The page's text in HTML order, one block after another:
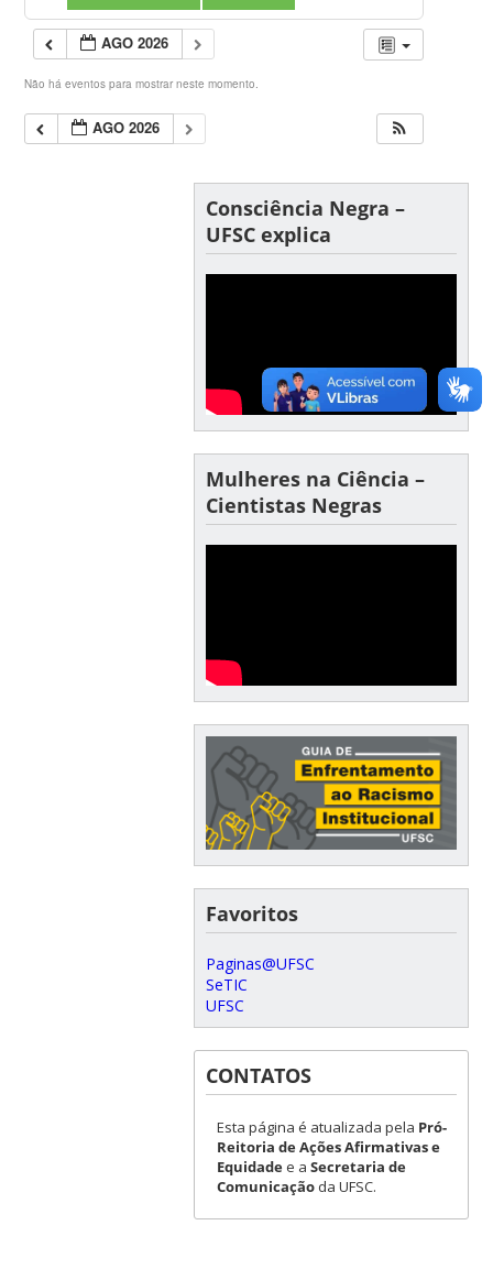
AGO 2026
Não há eventos para mostrar neste momento.
AGO 2026
Consciência Negra –
UFSC explica
Mulheres na Ciência –
Cientistas Negras
Favoritos
Paginas@UFSC
SeTIC
UFSC
CONTATOS
Esta página é atualizada pela Pró-
Reitoria de Ações Afirmativas e
Equidadee a Secretaria de
Comunicaçãoda UFSC.